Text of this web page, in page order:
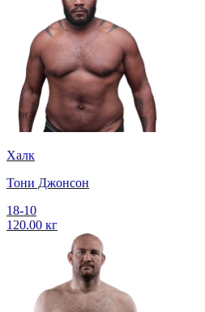
Халк
Тони Джонсон
18-10
120.00 кг